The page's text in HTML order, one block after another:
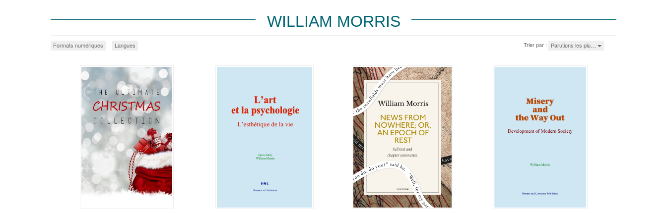
WILLIAM MORRIS
Formats numériques Langues Trier par : Parutions les plu…